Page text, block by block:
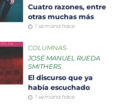
Cuatro razones, entre
otras muchas más
1 semana hace
COLUMNAS•
JOSÉ MANUEL RUEDA
SMITHERS
El discurso que ya
había escuchado
1 semana hace